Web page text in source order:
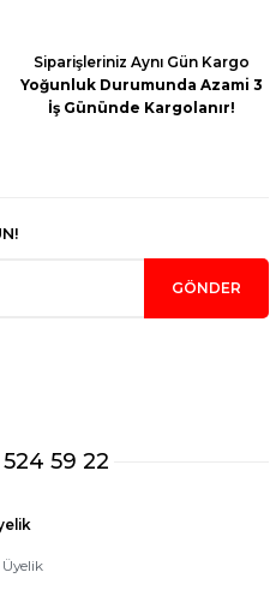
Siparişleriniz Aynı Gün Kargo
Yoğunluk Durumunda Azami 3
İş Gününde Kargolanır!
GÖNDER
59 22
Üyelik